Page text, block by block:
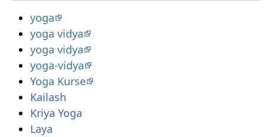
yoga
yoga vidya
yoga vidya
yoga-vidya
Yoga Kurse
Kailash
Kriya Yoga
Laya